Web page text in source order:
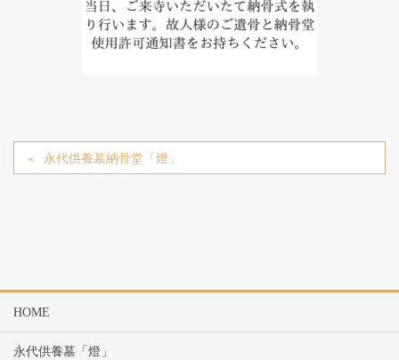
永代供養墓納骨堂「燈」
HOME
永代供養墓「燈」